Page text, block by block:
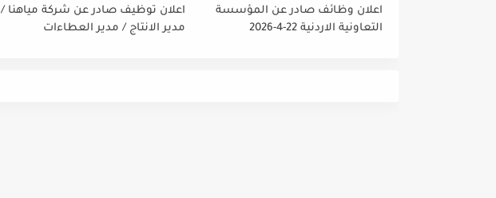
اعلان وظائف صادر عن المؤسسة
التعاونية الاردنية 22-4-2026
اعلان توظيف صادر عن شركة مياهنا /
مدير الانتاج / مدير العطاءات